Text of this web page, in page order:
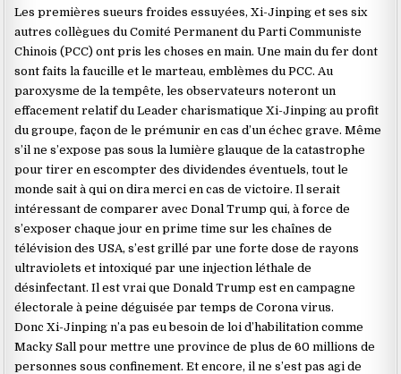
Les premières sueurs froides essuyées, Xi-Jinping et ses six
autres collègues du Comité Permanent du Parti Communiste
Chinois (PCC) ont pris les choses en main. Une main du fer dont
sont faits la faucille et le marteau, emblèmes du PCC. Au
paroxysme de la tempête, les observateurs noteront un
effacement relatif du Leader charismatique Xi-Jinping au profit
du groupe, façon de le prémunir en cas d’un échec grave. Même
s’il ne s’expose pas sous la lumière glauque de la catastrophe
pour tirer en escompter des dividendes éventuels, tout le
monde sait à qui on dira merci en cas de victoire. Il serait
intéressant de comparer avec Donal Trump qui, à force de
s’exposer chaque jour en prime time sur les chaînes de
télévision des USA, s’est grillé par une forte dose de rayons
ultraviolets et intoxiqué par une injection léthale de
désinfectant. Il est vrai que Donald Trump est en campagne
électorale à peine déguisée par temps de Corona virus.
Donc Xi-Jinping n’a pas eu besoin de loi d’habilitation comme
Macky Sall pour mettre une province de plus de 60 millions de
personnes sous confinement. Et encore, il ne s’est pas agi de